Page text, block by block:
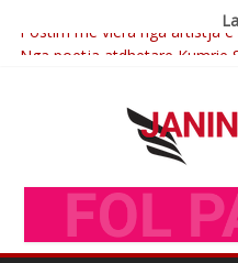
Postim me vlera nga artistja
Nga poetja atdhetare Kumrie
Çlirimtari Mentor Mushkolaj
Xhevdet Qeriqi Dega e